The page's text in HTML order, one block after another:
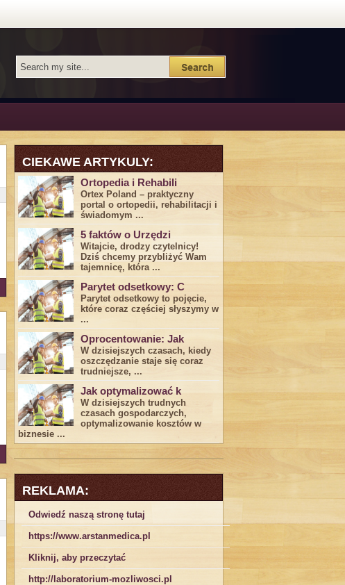
CIEKAWE ARTYKULY:
Ortopedia i Rehabili
Ortex Poland – praktyczny
portal o ortopedii, rehabilitacji i
świadomym ...
5 faktów o Urzędzi
Witajcie, drodzy czytelnicy!
Dziś chcemy przybliżyć ⁣Wam ​
tajemnicę,⁤ która ...
Parytet odsetkowy: C
Parytet odsetkowy to pojęcie,
które coraz częściej słyszymy w
...
Oprocentowanie: Jak
W dzisiejszych czasach, kiedy
‍oszczędzanie​ staje się coraz
trudniejsze,⁣ ...
Jak optymalizować k
W dzisiejszych trudnych⁤
czasach gospodarczych,
optymalizowanie ‌kosztów w
biznesie ...
REKLAMA:
Odwiedź naszą stronę tutaj
https://www.arstanmedica.pl
Kliknij, aby przeczytać
http://laboratorium-mozliwosci.pl